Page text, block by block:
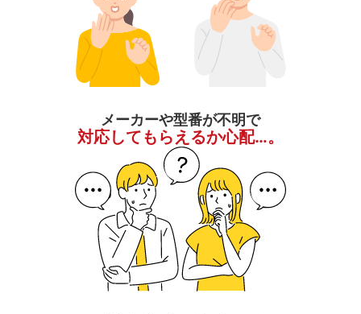
メーカーや型番が不明で
対応してもらえるか心配…。